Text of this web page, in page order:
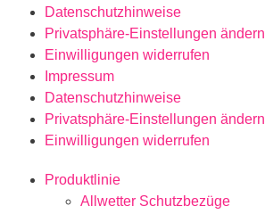
Datenschutzhinweise
Privatsphäre-Einstellungen ändern
Einwilligungen widerrufen
Impressum
Datenschutzhinweise
Privatsphäre-Einstellungen ändern
Einwilligungen widerrufen
Produktlinie
Allwetter Schutzbezüge